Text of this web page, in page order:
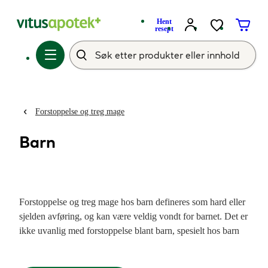
Hent
resept
Forstoppelse og treg mage
Barn
Forstoppelse og treg mage hos barn defineres som hard eller
sjelden avføring, og kan være veldig vondt for barnet. Det er
ikke uvanlig med forstoppelse blant barn, spesielt hos barn